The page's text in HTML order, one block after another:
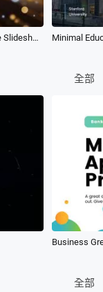
Golden University School Graduation Award Collage Slideshow Minimal
全部
Business
全部